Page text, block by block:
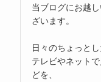
当ブログにお越
ざいます。
日々のちょっと
テレビやネット
どを、